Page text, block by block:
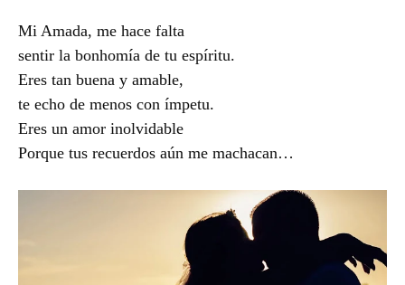
Mi Amada, me hace falta
sentir la bonhomía de tu espíritu.
Eres tan buena y amable,
te echo de menos con ímpetu.
Eres un amor inolvidable
Porque tus recuerdos aún me machacan…